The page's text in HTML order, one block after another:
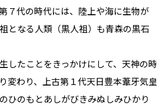
７代の時代には、陸上や海に生物が
となる人類（黒人祖）も青森の黒石
したことをきっかけにして、天神の時
変わり、上古第１代天日豊本葦牙気皇
ひのもとあしがびきみぬしみひかり